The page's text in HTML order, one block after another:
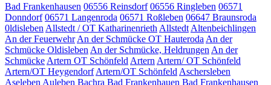
Bad Frankenhausen 06556 Reinsdorf 06556 Ringleben 06571
Donndorf 06571 Langenroda 06571 Roßleben 06647 Braunsroda
0ldisleben Allstedt / OT Katharinenrieth Allstedt Altenbeichlingen
An der Feuerwehr An der Schmücke OT Hauteroda An der
Schmücke Oldisleben An der Schmücke, Heldrungen An der
Schmücke Artern OT Schönfeld Artern Artern/ OT Schönfeld
Artern/OT Heygendorf Artern/OT Schönfeld Aschersleben
Aseleben Auleben Bachra Bad Frankenhauen Bad Frankenhausen